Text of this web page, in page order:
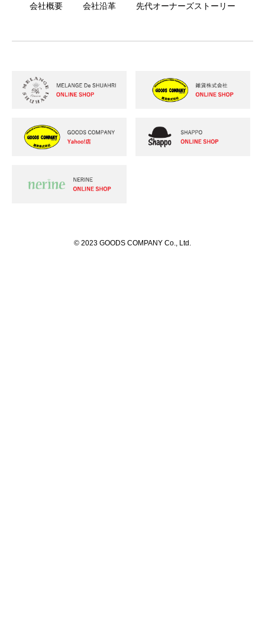
会社概要 会社沿革 先代オーナーズストーリー
© 2023 GOODS COMPANY Co., Ltd.